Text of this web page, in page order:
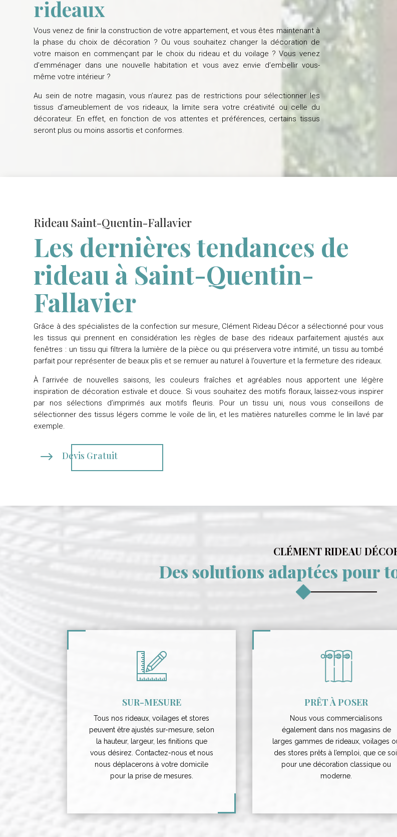
rideaux
Vous venez de finir la construction de votre appartement, et vous êtes maintenant à
la phase du choix de décoration ? Ou vous souhaitez changer la décoration de
votre maison en commençant par le choix du rideau et du voilage ? Vous venez
d’emménager dans une nouvelle habitation et vous avez envie d’embellir vous-
même votre intérieur ?
Au sein de notre magasin, vous n’aurez pas de restrictions pour sélectionner les
tissus d’ameublement de vos rideaux, la limite sera votre créativité ou celle du
décorateur. En effet, en fonction de vos attentes et préférences, certains tissus
seront plus ou moins assortis et conformes.
Rideau Saint-Quentin-Fallavier
Les dernières tendances de
rideau à Saint-Quentin-
Fallavier
Grâce à des spécialistes de la confection sur mesure, Clément Rideau Décor a sélectionné pour vous
les tissus qui prennent en considération les règles de base des rideaux parfaitement ajustés aux
fenêtres : un tissu qui filtrera la lumière de la pièce ou qui préservera votre intimité, un tissu au tombé
parfait pour représenter de beaux plis et se remuer au naturel à l’ouverture et la fermeture des rideaux.
À l’arrivée de nouvelles saisons, les couleurs fraîches et agréables nous apportent une légère
inspiration de décoration estivale et douce. Si vous souhaitez des motifs floraux, laissez-vous inspirer
par nos sélections d’imprimés aux motifs fleuris. Pour un tissu uni, nous vous conseillons de
sélectionner des tissus légers comme le voile de lin, et les matières naturelles comme le lin lavé par
exemple.
$ Devis Gratuit
CLÉMENT RIDEAU
Des solutions adaptées pour
SUR-MESURE
Tous nos rideaux, voilages et stores
peuvent être ajustés sur-mesure, selon
la hauteur, largeur, les finitions que
vous désirez. Contactez-nous et nous
nous déplacerons à votre domicile
pour la prise de mesures.
PRÊT À POSER
Nous vous commercialisons
également dans nos magasins de
larges gammes de rideaux, voilages
des stores prêts à l’emploi, que ce
pour une décoration classique ou
moderne.